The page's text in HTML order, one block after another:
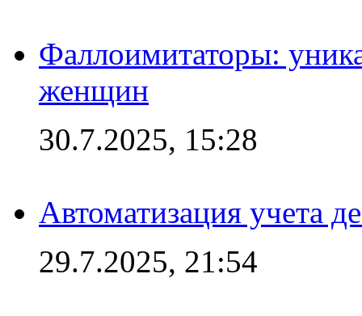
Фаллоимитаторы:
женщин
30.7.2025, 15:28
Автоматизация учета
29.7.2025, 21:54